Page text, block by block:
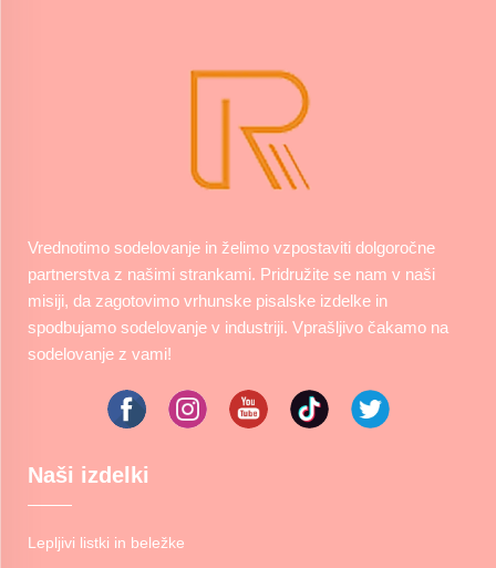
Vrednotimo sodelovanje in želimo vzpostaviti dolgoročne
partnerstva z našimi strankami. Pridružite se nam v naši
misiji, da zagotovimo vrhunske pisalske izdelke in
spodbujamo sodelovanje v industriji. Vprašljivo čakamo na
sodelovanje z vami!
Naši izdelki
Lepljivi listki in beležke